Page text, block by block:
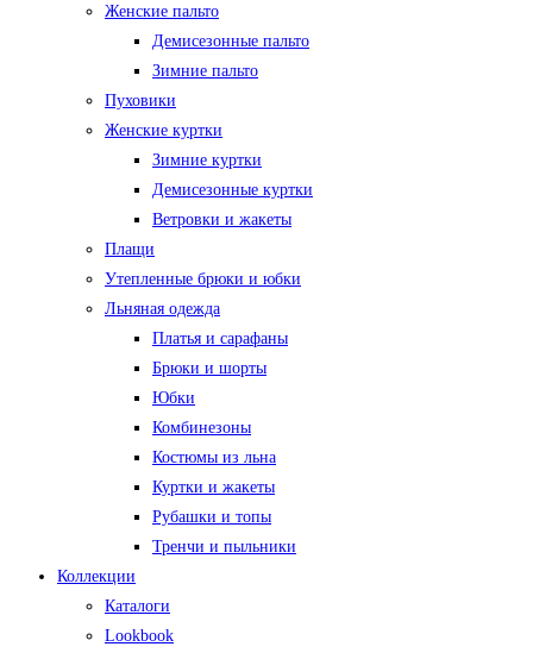
Женские пальто
Демисезонные пальто
Зимние пальто
Пуховики
Женские куртки
Зимние куртки
Демисезонные куртки
Ветровки и жакеты
Плащи
Утепленные брюки и юбки
Льняная одежда
Платья и сарафаны
Брюки и шорты
Юбки
Комбинезоны
Костюмы из льна
Куртки и жакеты
Рубашки и топы
Тренчи и пыльники
Коллекции
Каталоги
Lookbook